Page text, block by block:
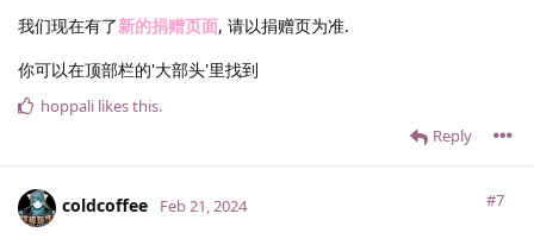
我们现在有了新的捐赠页面, 请以捐赠页为准.
你可以在顶部栏的'大部头'里找到
Reply
hoppali likes this.
coldcoffee #7
Feb 21, 2024